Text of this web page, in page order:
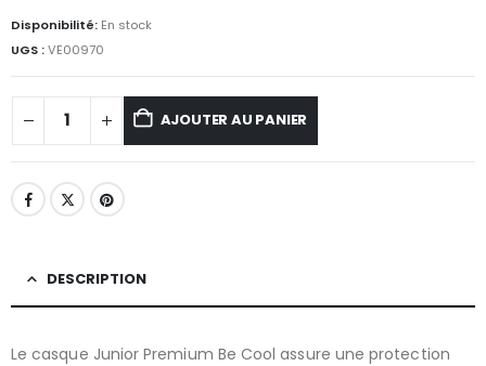
Disponibilité: En stock
UGS :VE00970
AJOUTER AU PANIER
DESCRIPTION
Le casque Junior Premium Be Cool assure une protection